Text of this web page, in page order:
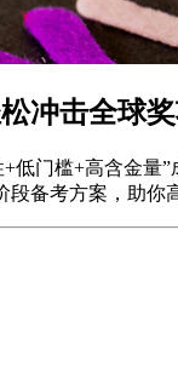
冲击全球奖
门槛+高含金
备考方案，助你